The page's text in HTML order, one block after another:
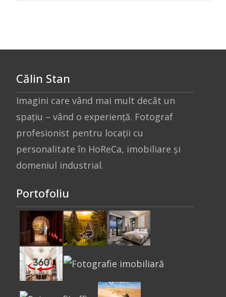
Călin Stan
Imagini care vând mai mult decât un
spațiu – vând o experiență. Fotograf
profesionist pentru locații cu
personalitate în HoReCa, imobiliare și
domeniul industrial.
Portofoliu